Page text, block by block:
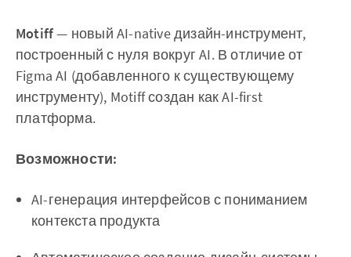
Motiff— новый AI-native дизайн-инструмент,
построенный с нуля вокруг AI. В отличие от
Figma AI (добавленного к существующему
инструменту), Motiff создан как AI-first
платформа.
Возможности:
AI-генерация интерфейсов с пониманием
контекста продукта